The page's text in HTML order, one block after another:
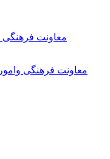
معاونت فرهنگی